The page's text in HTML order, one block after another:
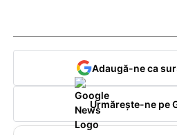
Adaugă-ne ca
Urmărește-ne pe